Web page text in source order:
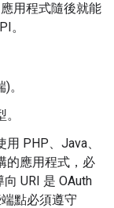
用程式隨後就能
。
)。
用 PHP、Java、
的應用程式，必
URI 是 OAuth
點必須遵守